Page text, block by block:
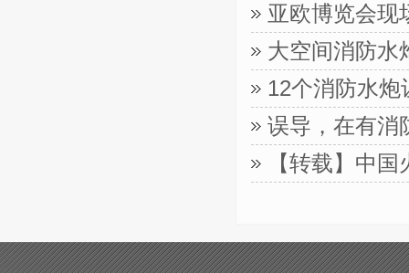
亚欧博览会现
大空间消防水
12个消防水
误导，在有消
【转载】中